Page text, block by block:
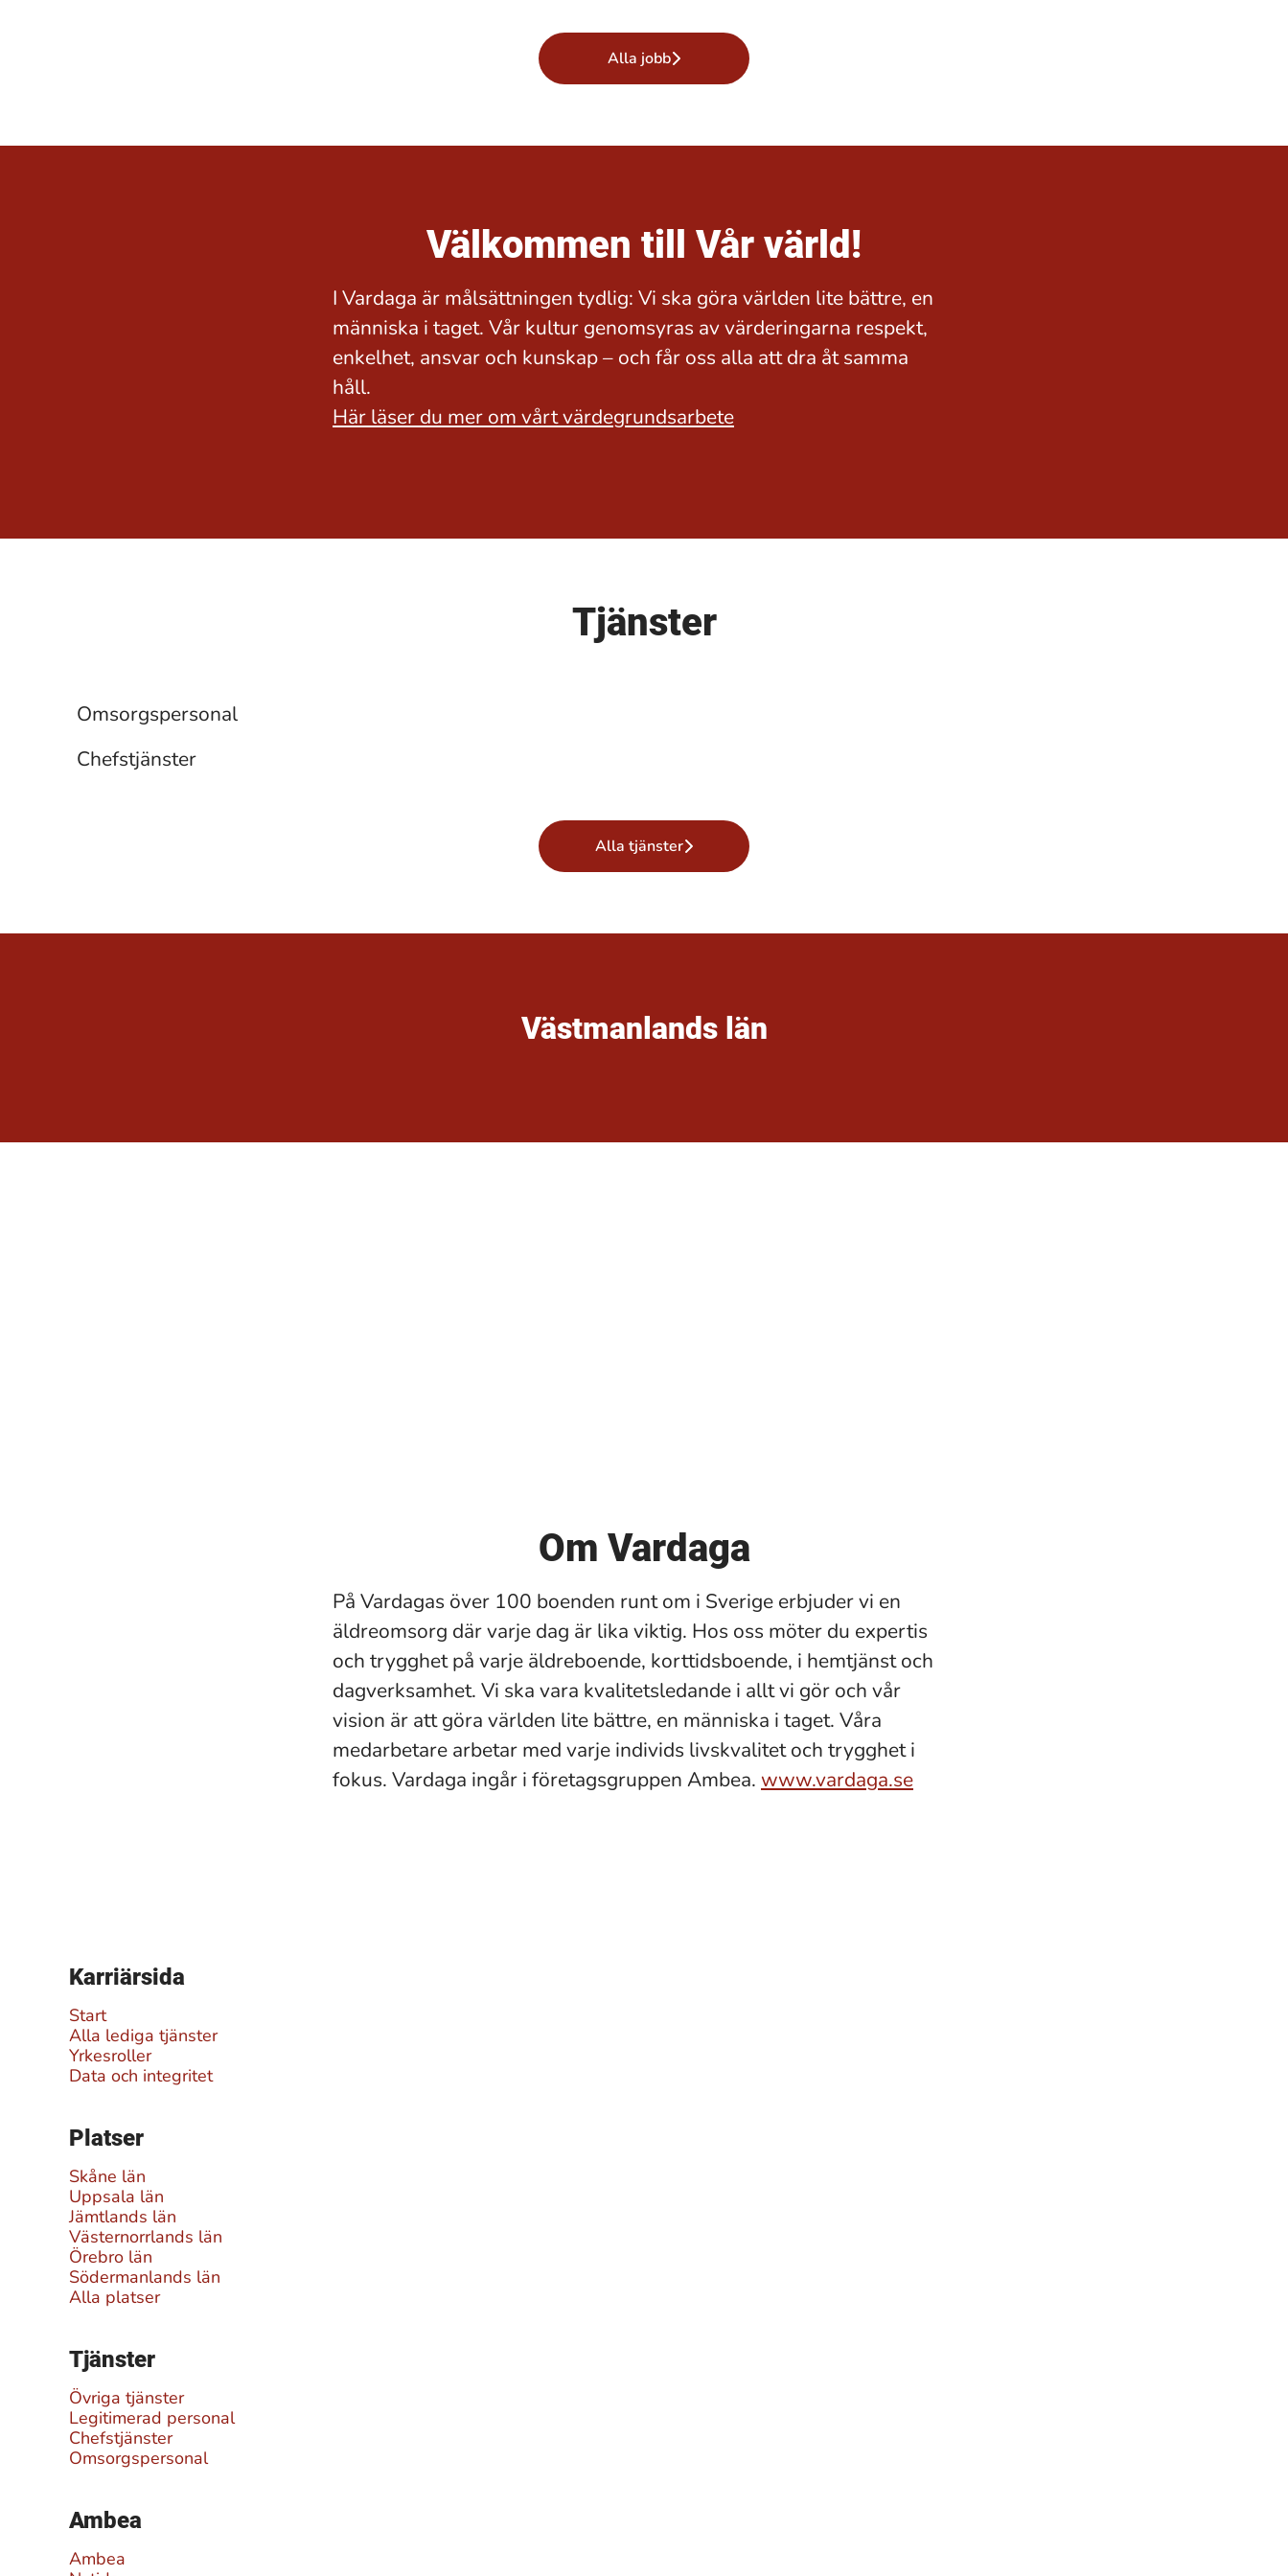
Alla jobb
Välkommen till Vår värld!
I Vardaga är målsättningen tydlig: Vi ska göra världen lite bättre, en
människa i taget. Vår kultur genomsyras av värderingarna respekt,
enkelhet, ansvar och kunskap – och får oss alla att dra åt samma
håll.
Här läser du mer om vårt värdegrundsarbete
Tjänster
Omsorgspersonal
Chefstjänster
Alla tjänster
Västmanlands län
Om Vardaga
På Vardagas över 100 boenden runt om i Sverige erbjuder vi en
äldreomsorg där varje dag är lika viktig. Hos oss möter du expertis
och trygghet på varje äldreboende, korttidsboende, i hemtjänst och
dagverksamhet. Vi ska vara kvalitetsledande i allt vi gör och vår
vision är att göra världen lite bättre, en människa i taget. Våra
medarbetare arbetar med varje individs livskvalitet och trygghet i
fokus. Vardaga ingår i företagsgruppen Ambea. www.vardaga.se
Karriärsida
Start
Alla lediga tjänster
Yrkesroller
Data och integritet
Platser
Skåne län
Uppsala län
Jämtlands län
Västernorrlands län
Örebro län
Södermanlands län
Alla platser
Tjänster
Övriga tjänster
Legitimerad personal
Chefstjänster
Omsorgspersonal
Ambea
Ambea